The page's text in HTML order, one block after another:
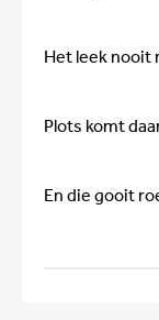
Het leek nooit
Plots komt
En die gooit